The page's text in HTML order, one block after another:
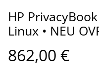
HP
Linux • NEU
862,00 €